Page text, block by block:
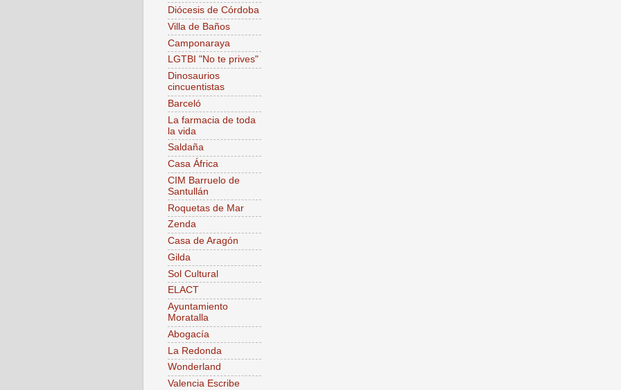
Diócesis de Córdoba
Villa de Baños
Camponaraya
LGTBI "No te prives"
Dinosaurios
cincuentistas
Barceló
La farmacia de toda
la vida
Saldaña
Casa África
CIM Barruelo de
Santullán
Roquetas de Mar
Zenda
Casa de Aragón
Gilda
Sol Cultural
ELACT
Ayuntamiento
Moratalla
Abogacía
La Redonda
Wonderland
Valencia Escribe